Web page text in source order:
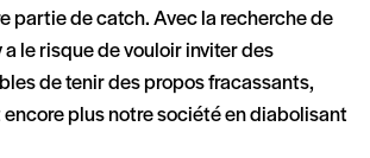
partie de catch. Avec la recherche de
a le risque de vouloir inviter des
de tenir des propos fracassants,
plus notre société en diabolisant